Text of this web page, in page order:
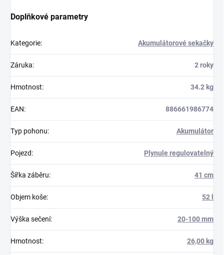
Doplňkové parametry
Kategorie: Akumulátorové sekačky
Záruka: 2 roky
Hmotnost: 34.2 kg
EAN: 886661986774
Typ pohonu: Akumulátor
Pojezd: Plynule regulovatelný
Šířka záběru: 41 cm
Objem koše: 52 l
Výška sečení: 20-100 mm
Hmotnost: 26,00 kg